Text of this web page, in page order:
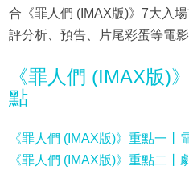
合《罪人們 (IMAX版)》7大入
評分析、預告、片尾彩蛋等電影
《罪人們 (IMAX版)
點
《罪人們 (IMAX版)》重點一丨
《罪人們 (IMAX版)》重點二丨